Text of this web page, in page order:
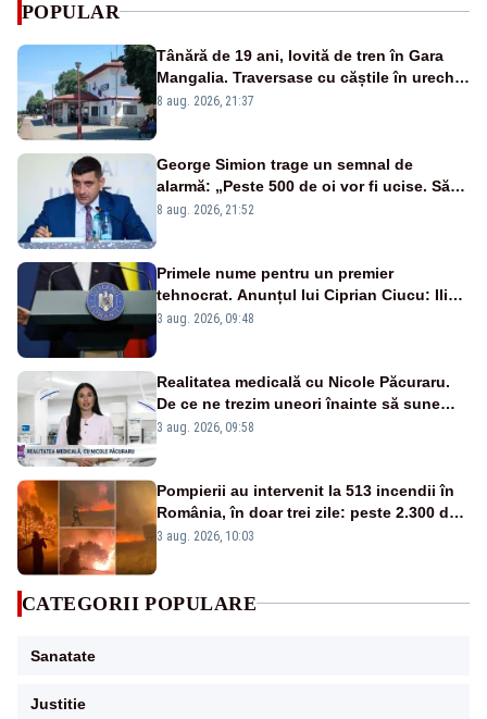
POPULAR
Tânără de 19 ani, lovită de tren în Gara
Mangalia. Traversase cu căștile în urechi
liniile printr-un loc nepermis
8 aug. 2026, 21:37
George Simion trage un semnal de
alarmă: „Peste 500 de oi vor fi ucise. Să
vedem dacă ciobanii vor fi despăgubiți”
8 aug. 2026, 21:52
Primele nume pentru un premier
tehnocrat. Anunțul lui Ciprian Ciucu: Ilie
Bolojan, scos din joc
3 aug. 2026, 09:48
Realitatea medicală cu Nicole Păcuraru.
De ce ne trezim uneori înainte să sune
alarma?
3 aug. 2026, 09:58
Pompierii au intervenit la 513 incendii în
România, în doar trei zile: peste 2.300 de
hectare de teren au fost afectate
3 aug. 2026, 10:03
CATEGORII POPULARE
Sanatate
Justitie